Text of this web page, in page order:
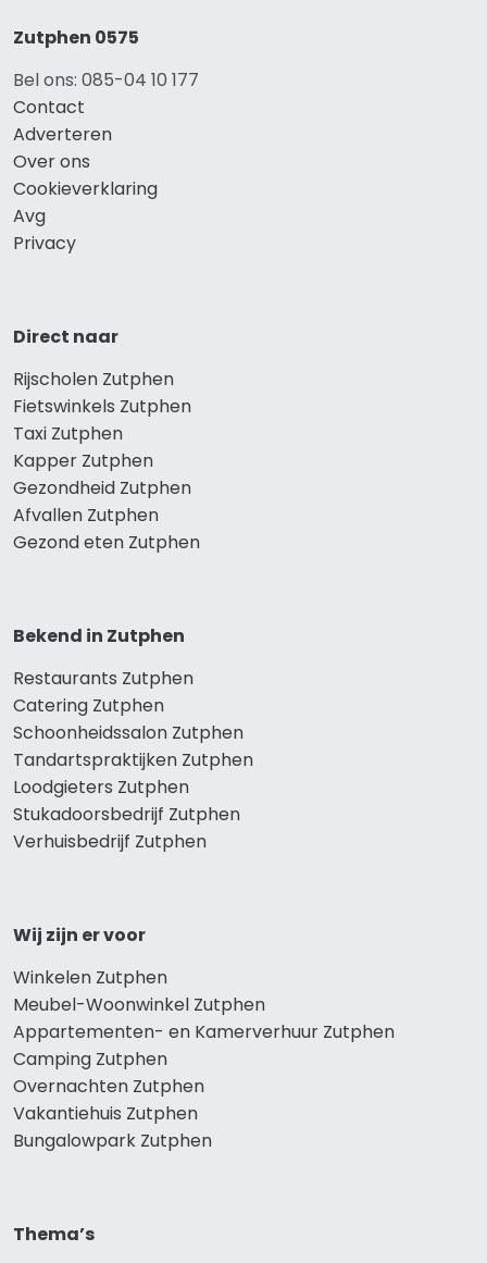
Zutphen 0575
Bel ons: 085-04 10 177
Contact
Adverteren
Over ons
Cookieverklaring
Avg
Privacy
Direct naar
Rijscholen Zutphen
Fietswinkels Zutphen
Taxi Zutphen
Kapper Zutphen
Gezondheid Zutphen
Afvallen Zutphen
Gezond eten Zutphen
Bekend in Zutphen
Restaurants Zutphen
Catering Zutphen
Schoonheidssalon Zutphen
Tandartspraktijken Zutphen
Loodgieters Zutphen
Stukadoorsbedrijf Zutphen
Verhuisbedrijf Zutphen
Wij zijn er voor
Winkelen Zutphen
Meubel-Woonwinkel Zutphen
Appartementen- en Kamerverhuur Zutphen
Camping Zutphen
Overnachten Zutphen
Vakantiehuis Zutphen
Bungalowpark Zutphen
Thema’s